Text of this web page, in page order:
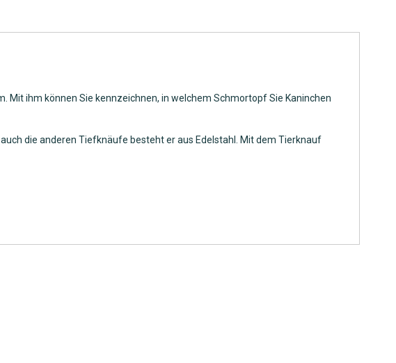
Mit ihm können Sie kennzeichnen, in welchem Schmortopf Sie Kaninchen
die anderen Tiefknäufe besteht er aus Edelstahl. Mit dem Tierknauf